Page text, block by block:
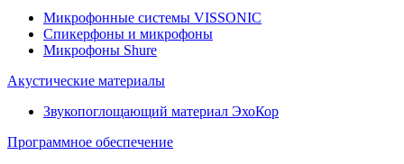
Микрофонные системы VISSONIC
Спикерфоны и микрофоны
Микрофоны Shure
Акустические материалы
Звукопоглощающий материал ЭхоКор
Программное обеспечение